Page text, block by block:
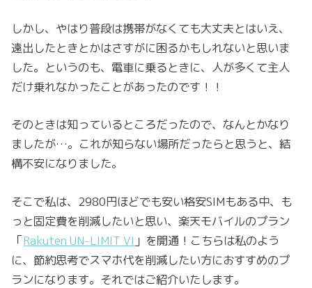
しかし、やはり普段は携帯がなくても大丈夫とはいえ、
遠出したときとかはさすがに困るかもしれないと思いま
した。というのも、電車に乗るときに、人が多くて主人
だけ乗れなかったことがあったのです！！
そのときは知っているところだったので、なんとかなり
ましたが…。これが知らない場所だったらと思うと、結
構不安になりました。
そこで私は、2980円ほどでも安い格安SIMもある中、も
っと固定費を削減したいと思い、楽天モバイルのプラン
「Rakuten UN-LIMIT VI 」を開通！こちらは私のよう
に、節約思考でスマホ代を削減したい方におすすめのプ
ランになります。それではご紹介いたします。